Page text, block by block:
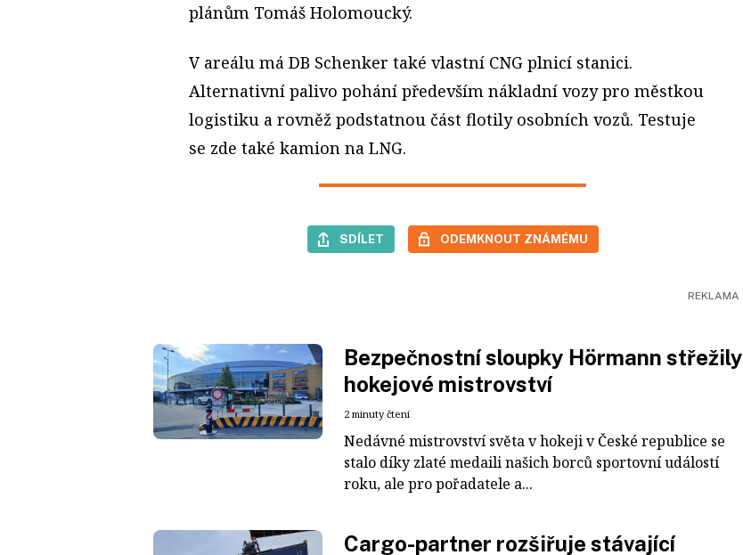
plánům Tomáš Holomoucký.
V areálu má DB Schenker také vlastní CNG plnicí stanici.
Alternativní palivo pohání především nákladní vozy pro městkou
logistiku a rovněž podstatnou část flotily osobních vozů. Testuje
se zde také kamion na LNG.
SDÍLET ODEMKNOUT ZNÁMÉMU
Bezpečnostní sloupky Hörmann střežily
hokejové mistrovství
2 minuty čtení
Nedávné mistrovství světa v hokeji v České republice se
stalo díky zlaté medaili našich borců sportovní událostí
roku, ale pro pořadatele a...
Cargo-partner rozšiřuje stávající